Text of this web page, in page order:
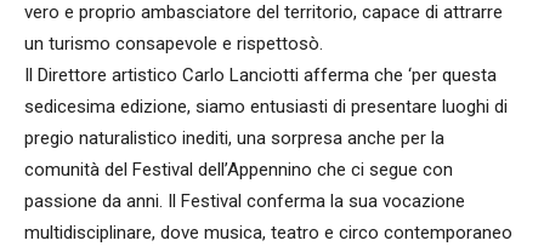
vero e proprio ambasciatore del territorio, capace di attrarre
un turismo consapevole e rispettosò.
Il Direttore artistico Carlo Lanciotti afferma che ‘per questa
sedicesima edizione, siamo entusiasti di presentare luoghi di
pregio naturalistico inediti, una sorpresa anche per la
comunità del Festival dell’Appennino che ci segue con
passione da anni. Il Festival conferma la sua vocazione
multidisciplinare, dove musica, teatro e circo contemporaneo